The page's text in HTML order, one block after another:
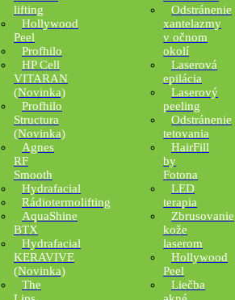
lifting
Hollywood
Peel
Profhilo
HP Cell
VITARAN
(Novinka)
Profhilo
Structura
(Novinka)
Agnes
RF
Smooth
Hydrafacial
Rádiotermolifting
AquaShine
BTX
Hydrafacial
KERAVIVE
(Novinka)
The
Odstránenie
xantelazmy
v očnom
okolí
Laserová
epilácia
Laserový
peeling
Odstránenie
tetovania
HairFill
by
Fotona
LED
terapia
Zbrusovanie
kože
laserom
Hollywood
Peel
Liečba